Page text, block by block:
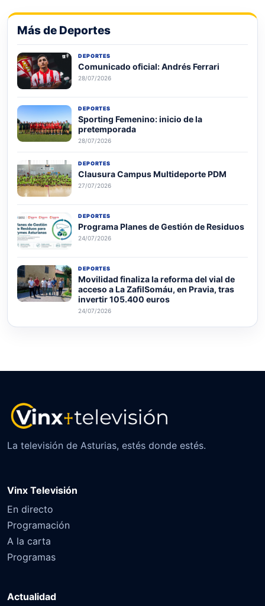
Más de Deportes
DEPORTES
Comunicado oficial: Andrés Ferrari
28/07/2026
DEPORTES
Sporting Femenino: inicio de la
pretemporada
28/07/2026
DEPORTES
Clausura Campus Multideporte PDM
27/07/2026
DEPORTES
Programa Planes de Gestión de Residuos
24/07/2026
DEPORTES
Movilidad finaliza la reforma del vial de
acceso a La ZafilSomáu, en Pravia, tras
invertir 105.400 euros
24/07/2026
La televisión de Asturias, estés donde estés.
Vinx Televisión
En directo
Programación
A la carta
Programas
Actualidad